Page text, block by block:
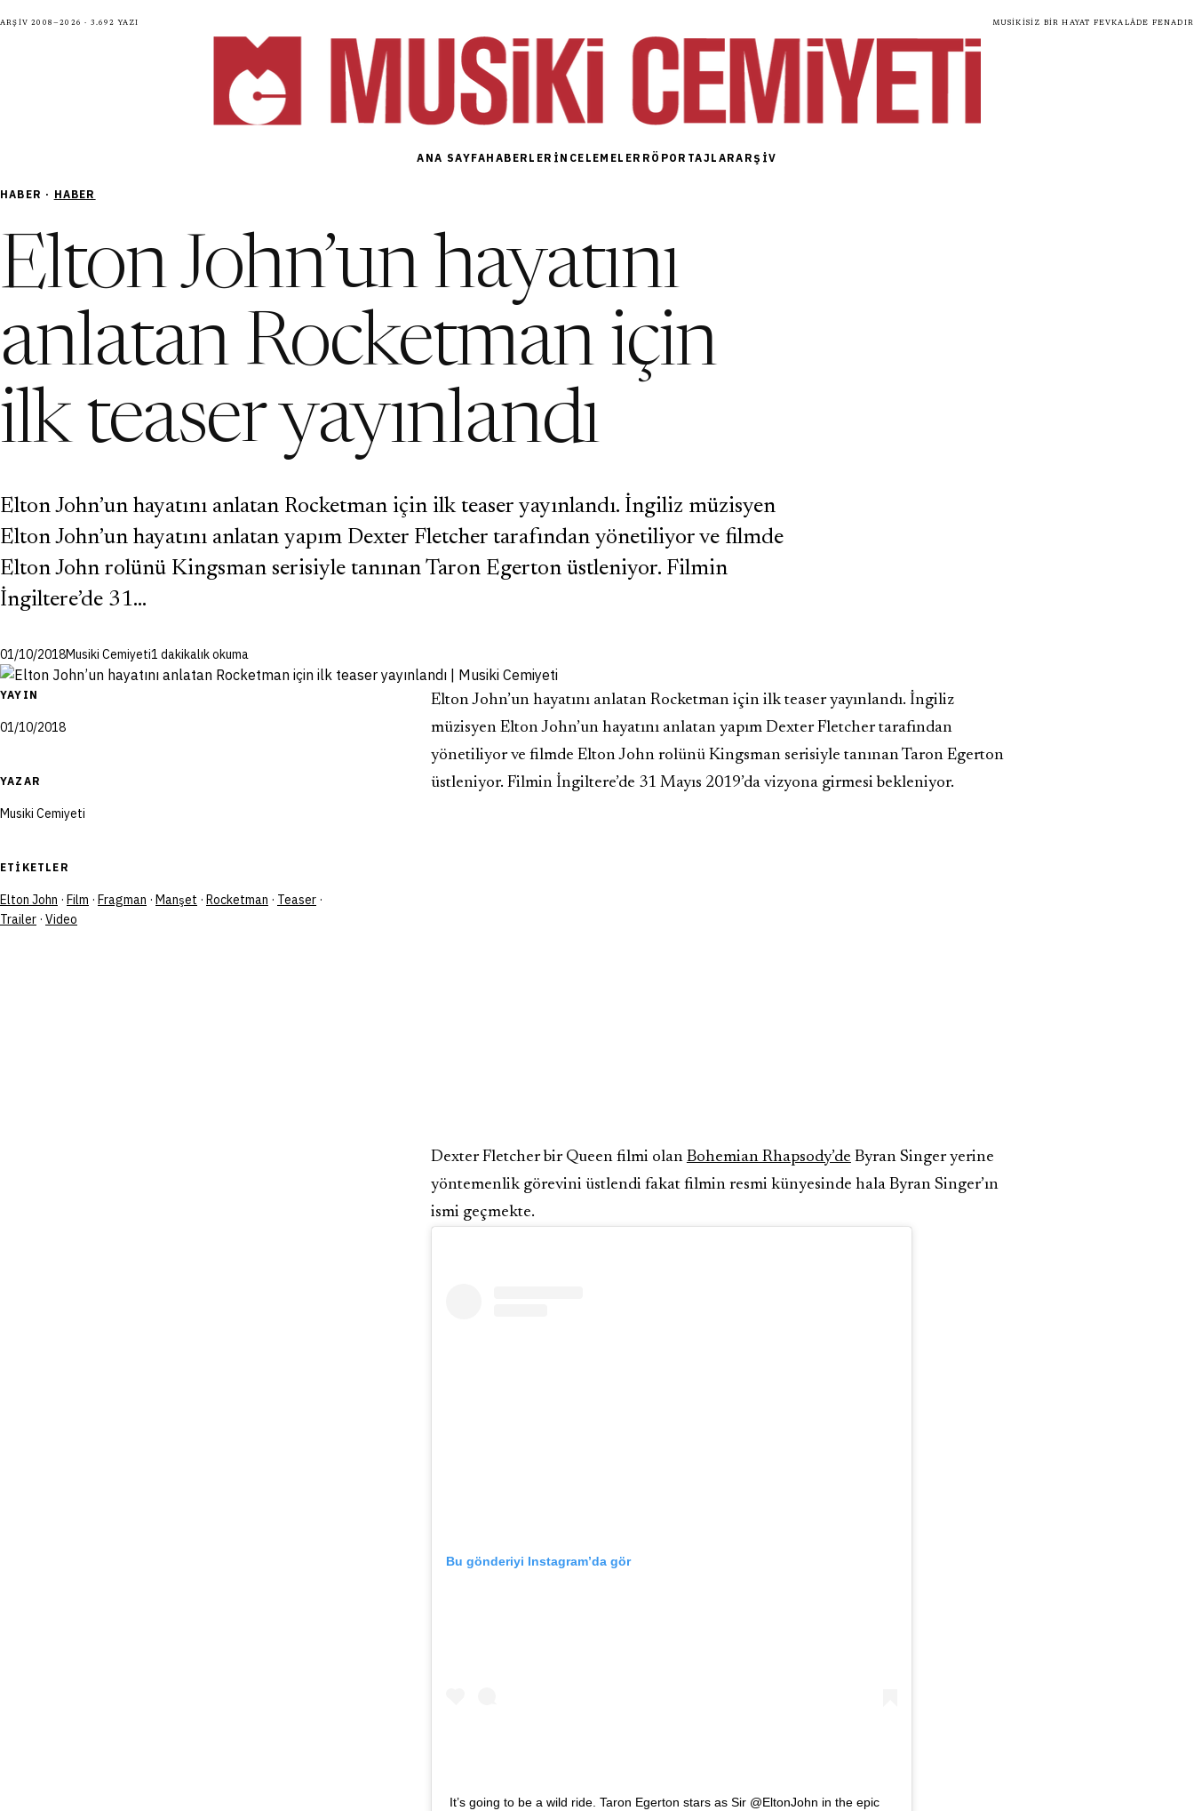
Arşiv 2008—2026 · 3.692 yazı Musikisiz bir hayat fevkalâde fenadır
ANA SAYFAHABERLER İNCELEMELER RÖPORTAJLARARŞIV
HABER · HABER
Elton John’un hayatını
anlatan Rocketman için
ilk teaser yayınlandı
Elton John’un hayatını anlatan Rocketman için ilk teaser yayınlandı. İngiliz müzisyen
Elton John’un hayatını anlatan yapım Dexter Fletcher tarafından yönetiliyor ve filmde
Elton John rolünü Kingsman serisiyle tanınan Taron Egerton üstleniyor. Filmin
İngiltere’de 31…
01/10/2018Musiki Cemiyeti1 dakikalık okuma
YAYIN
01/10/2018
YAZAR
Musiki Cemiyeti
ETIKETLER
Elton John · Film · Fragman · Manşet · Rocketman · Teaser ·
Trailer · Video
Elton John’un hayatını anlatan Rocketman için ilk teaser yayınlandı. İngiliz
müzisyen Elton John’un hayatını anlatan yapım Dexter Fletcher tarafından
yönetiliyor ve filmde Elton John rolünü Kingsman serisiyle tanınan Taron Egerton
üstleniyor. Filmin İngiltere’de 31 Mayıs 2019’da vizyona girmesi bekleniyor.
Dexter Fletcher bir Queen filmi olan Bohemian Rhapsody’de Byran Singer yerine
yöntemenlik görevini üstlendi fakat filmin resmi künyesinde hala Byran Singer’ın
ismi geçmekte.
Bu gönderiyi Instagram’da gör
It’s going to be a wild ride. Taron Egerton stars as Sir @EltonJohn in the epic